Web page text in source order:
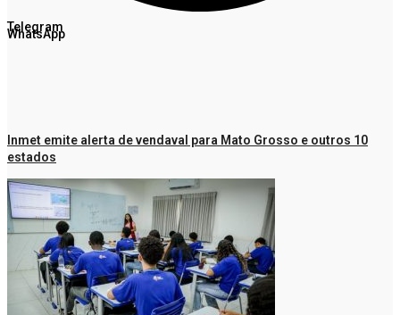
WhatsApp
Telegram
Inmet emite alerta de vendaval para Mato Grosso e outros 10
estados